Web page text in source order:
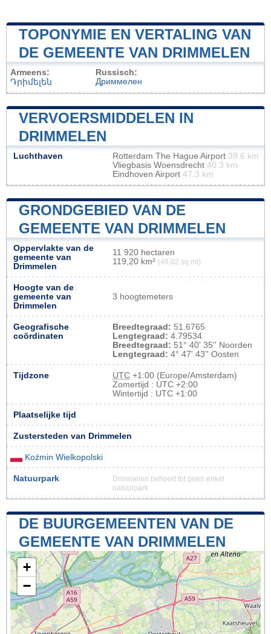
TOPONYMIE EN VERTALING VAN
DE GEMEENTE VAN DRIMMELEN
Armeens:
Դրիմելեն
Russisch:
Дриммелен
VERVOERSMIDDELEN IN
DRIMMELEN
Luchthaven Rotterdam The Hague Airport 39.6 km
Vliegbasis Woensdrecht 40.3 km
Eindhoven Airport 47.3 km
GRONDGEBIED VAN DE
GEMEENTE VAN DRIMMELEN
Oppervlakte van de
gemeente van
Drimmelen
11 920 hectaren
119,20 km² (46,02 sq mi)
Hoogte van de
gemeente van
Drimmelen
3 hoogtemeters
Geografische
coördinaten
Breedtegraad: 51.6765
Lengtegraad: 4.79534
Breedtegraad: 51° 40' 35'' Noorden
Lengtegraad: 4° 47' 43'' Oosten
Tijdzone UTC +1:00 (Europe/Amsterdam)
Zomertijd : UTC +2:00
Wintertijd : UTC +1:00
Plaatselijke tijd
Zustersteden van Drimmelen
Koźmin Wielkopolski
Natuurpark
Drimmelen behoort tot geen enkel
natuurpark
DE BUURGEMEENTEN VAN DE
GEMEENTE VAN DRIMMELEN
+
−